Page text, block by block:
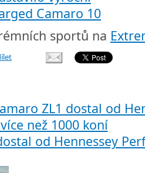
sportů na
od Hennessey